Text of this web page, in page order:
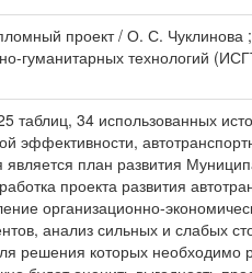
проект / О. С.
гуманитарных технологий
таблиц, 34 использованных
эффективности,
план развития
проекта развития
организационно-
анализ сильных и слабых
решения которых необходимо